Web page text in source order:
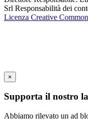
Srl Responsabilità dei
Licenza Creative
×
Supporta il nostro
Abbiamo rilevato un ad